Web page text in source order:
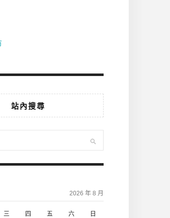
站內搜尋
2026 年 8 月
三 四 五 六 日